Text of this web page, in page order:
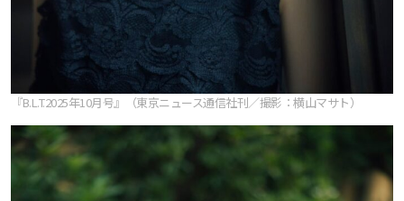
『B.L.T.2025年10月号』（東京ニュース通信社刊／撮影：横山マサト）